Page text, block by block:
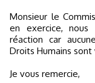
Monsieur le
en exercice,
réaction car
Droits Humains sont
Je vous remercie,